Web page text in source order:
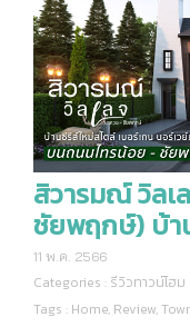
สิวารมณ์ วิลเ
ชัยพฤกษ์) บ้า
11 พ.ค. 2566
Categories : รีวิวทาวน์โฮม
Tags : Home, Review,